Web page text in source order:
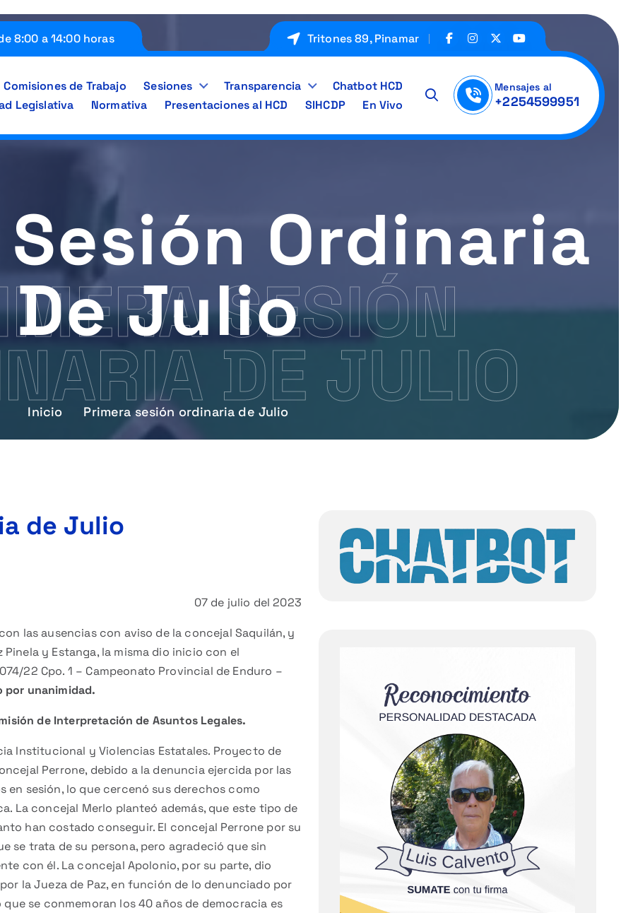
8:00 a 14:00 horas Tritones 89, Pinamar
Comisiones de Trabajo Sesiones Transparencia
Chatbot HCD
Legislativa
Normativa Presentaciones al HCD SIHCDP En Vivo
Mensajes al
+2254599951
SESIÓN
DE JULIO
Ordinaria
De Julio
Inicio Primera sesión ordinaria de Julio
de Julio
07 de julio del 2023
las ausencias con aviso de la concejal Saquilán, y
y Estanga, la misma dio inicio con el
22 Cpo. 1 – Campeonato Provincial de Enduro –
por unanimidad.
de Interpretación de Asuntos Legales.
Institucional y Violencias Estatales. Proyecto de
Perrone, debido a la denuncia ejercida por las
en sesión, lo que cercenó sus derechos como
La concejal Merlo planteó además, que este tipo de
han costado conseguir. El concejal Perrone por su
se trata de su persona, pero agradeció que sin
con él. La concejal Apolonio, por su parte, dio
la Jueza de Paz, en función de lo denunciado por
se conmemoran los 40 años de democracia es